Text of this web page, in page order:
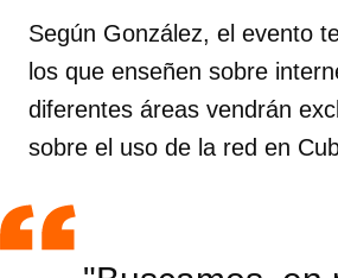
Según González, el evento
los que enseñen sobre
diferentes áreas vendrán
sobre el uso de la red en